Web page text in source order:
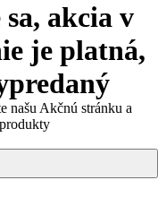
akcia v
je platná,
našu Akčnú stránku a